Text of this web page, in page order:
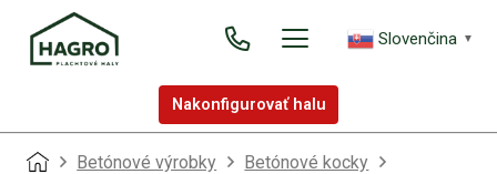
Slovenčina ▼
Nakonfigurovať halu
Betónové výrobky
Betónové kocky